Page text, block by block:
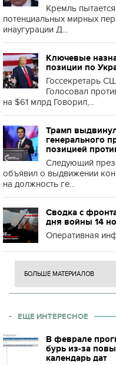
Кремль
потенциальных мирных
инаугурации Д...
Ключевые
позиции по
Госсекретарь
Голосовал
на $61 млрд Говорил,...
Трамп выдвинул
генерального
позицией
Следующий
объявил о выдвижении
на должность ге...
Сводка с
дня войны 14
Оперативная
БОЛЬШЕ МАТЕРИАЛОВ
ЕЩЕ ИНТЕРЕСНОЕ
В феврале
бурь из-за
календарь дат